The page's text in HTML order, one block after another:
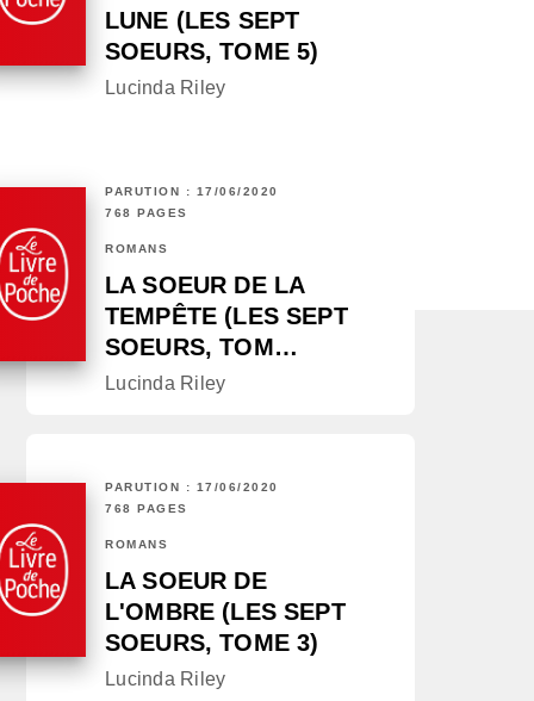
LUNE (LES SEPT
SOEURS, TOME 5)
Lucinda Riley
PARUTION : 17/06/2020
768 PAGES
ROMANS
LA SOEUR DE LA
TEMPÊTE (LES SEPT
SOEURS, TOM…
Lucinda Riley
PARUTION : 17/06/2020
768 PAGES
ROMANS
LA SOEUR DE
L'OMBRE (LES SEPT
SOEURS, TOME 3)
Lucinda Riley